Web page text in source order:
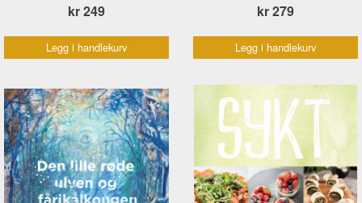
kr 249
Legg i handlekurv
kr 279
Legg i handlekurv